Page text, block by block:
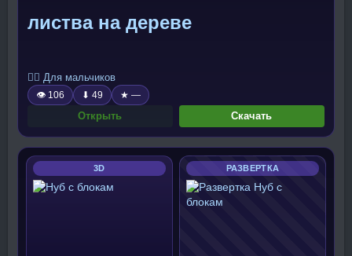
листва на дереве
🧍‍♂️ Для мальчиков
👁 106 ⬇ 49 ★ —
Открыть Скачать
3D РАЗВЕРТКА